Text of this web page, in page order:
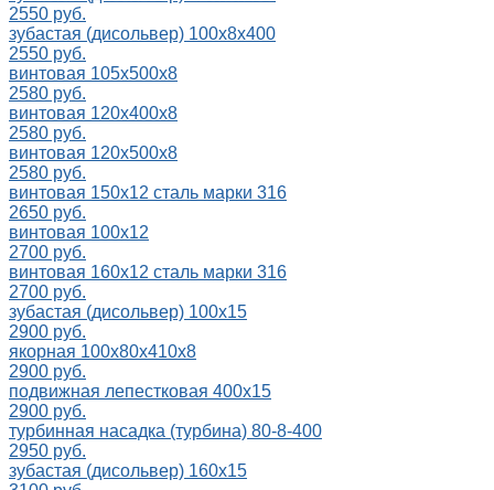
2550 руб.
зубастая (дисольвер) 100х8х400
2550 руб.
винтовая 105х500х8
2580 руб.
винтовая 120х400х8
2580 руб.
винтовая 120х500х8
2580 руб.
винтовая 150х12 сталь марки 316
2650 руб.
винтовая 100х12
2700 руб.
винтовая 160х12 сталь марки 316
2700 руб.
зубастая (дисольвер) 100x15
2900 руб.
якорная 100x80x410x8
2900 руб.
подвижная лепестковая 400х15
2900 руб.
турбинная насадка (турбина) 80-8-400
2950 руб.
зубастая (дисольвер) 160х15